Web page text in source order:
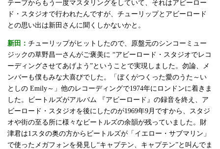
テープからもう一度マスタリングをしていて、それはアビーロー
ド・スタジオで行われたんですが、チューリップとアビーロード
との思い出は新田さんに聞くしかないかと。
新田： チューリップがヒットしたので、原盤元のシンコーミュー
ジックの草野昌一さんがご褒美に “アビーロード・スタジオでレコ
ーディングさせてあげよう”ということで実現しました。勿論、メ
ンバーも僕もみな大喜びでした。「ぼくがつくった愛のうた～い
としの Emily～」他のレコーディングで1974年にロンドンに着きま
した。ビートルズがアルバム 『アビーロード』の録音を終え、ア
ビーロード・スタジオを後にしたのが1969年9月ですから、スタジ
オや街の至る所に様々なビートルズの余韻が残っていました。財
津君は1スタの奥の方からビートルズが「イエロー・サブマリン」
で使ったメガフォンを発見し“キャプテン、キャプテン”と叫んでま